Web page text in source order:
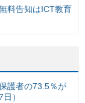
料告知はICT教育
護者の73.5％が
）